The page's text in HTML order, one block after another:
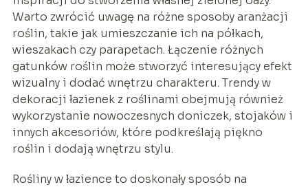
Warto zwrócić uwagę na różne sposoby aranżacji
roślin, takie jak umieszczanie ich na półkach,
wieszakach czy parapetach. Łączenie różnych
gatunków roślin może stworzyć interesujący efekt
wizualny i dodać wnętrzu charakteru. Trendy w
dekoracji łazienek z roślinami obejmują również
wykorzystanie nowoczesnych doniczek, stojaków i
innych akcesoriów, które podkreślają piękno
roślin i dodają wnętrzu stylu.
Rośliny w łazience to doskonały sposób na